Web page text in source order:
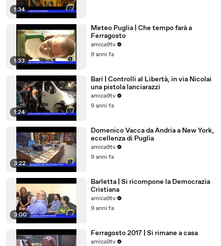
1:34
1:33
Meteo Puglia | Che tempo farà a
Ferragosto
amica9tv
9 anni fa
1:24
Bari | Controlli al Libertà, in via Nicolai
una pistola lanciarazzi
amica9tv
9 anni fa
3:22
Domenico Vacca da Andria a New York,
eccellenza di Puglia
amica9tv
9 anni fa
3:00
Barletta | Si ricompone la Democrazia
Cristiana
amica9tv
9 anni fa
Ferragosto 2017 | Si rimane a casa
amica9tv